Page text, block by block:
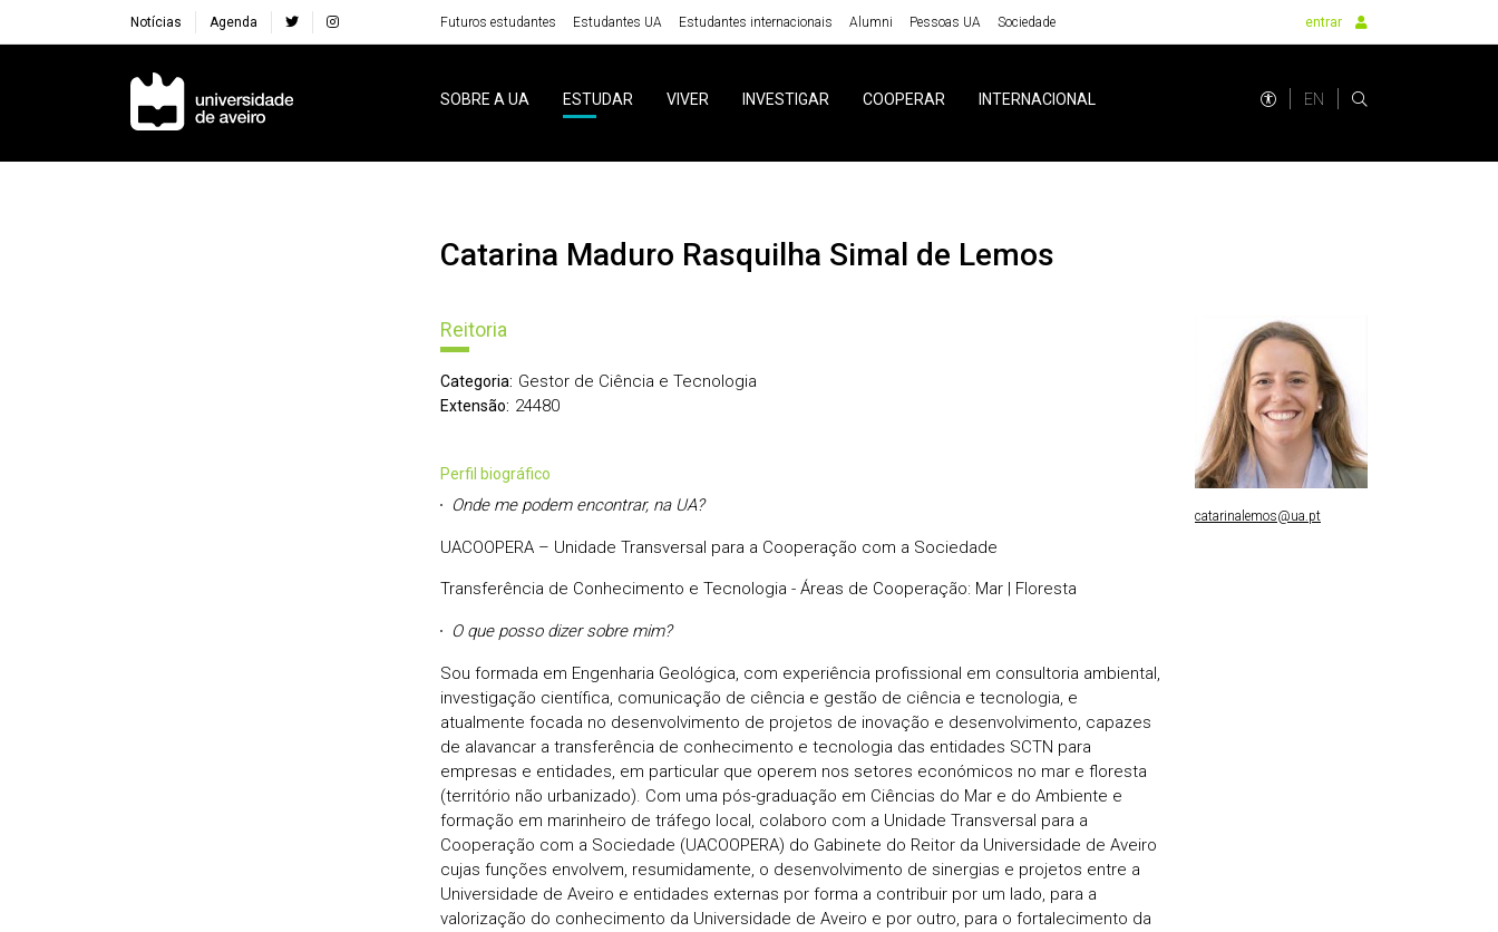
Notícias Agenda Futuros estudantes Estudantes UA Estudantes internacionais Alumni Pessoas UA Sociedade entrar
Navegação Principal
SOBRE A UA ESTUDAR VIVER INVESTIGAR COOPERAR INTERNACIONAL EN
Catarina Maduro Rasquilha Simal de Lemos
Reitoria
Categoria: Gestor de Ciência e Tecnologia
Extensão: 24480
perfil biográfico
Onde me podem encontrar, na UA?
UACOOPERA – Unidade Transversal para a Cooperação com a Sociedade
Transferência de Conhecimento e Tecnologia - Áreas de Cooperação: Mar | Floresta
O que posso dizer sobre mim?
Sou formada em Engenharia Geológica, com experiência profissional em consultoria ambiental,
investigação científica, comunicação de ciência e gestão de ciência e tecnologia, e
atualmente focada no desenvolvimento de projetos de inovação e desenvolvimento, capazes
de alavancar a transferência de conhecimento e tecnologia das entidades SCTN para
empresas e entidades, em particular que operem nos setores económicos no mar e floresta
(território não urbanizado). Com uma pós-graduação em Ciências do Mar e do Ambiente e
formação em marinheiro de tráfego local, colaboro com a Unidade Transversal para a
Cooperação com a Sociedade (UACOOPERA) do Gabinete do Reitor da Universidade de Aveiro
cujas funções envolvem, resumidamente, o desenvolvimento de sinergias e projetos entre a
Universidade de Aveiro e entidades externas por forma a contribuir por um lado, para a
valorização do conhecimento da Universidade de Aveiro e por outro, para o fortalecimento da
catarinalemos@ua.pt